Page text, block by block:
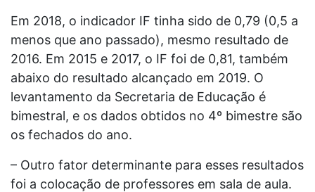
Em 2018, o indicador IF tinha sido de 0,79 (0,5 a
menos que ano passado), mesmo resultado de
2016. Em 2015 e 2017, o IF foi de 0,81, também
abaixo do resultado alcançado em 2019. O
levantamento da Secretaria de Educação é
bimestral, e os dados obtidos no 4º bimestre são
os fechados do ano.
– Outro fator determinante para esses resultados
foi a colocação de professores em sala de aula.